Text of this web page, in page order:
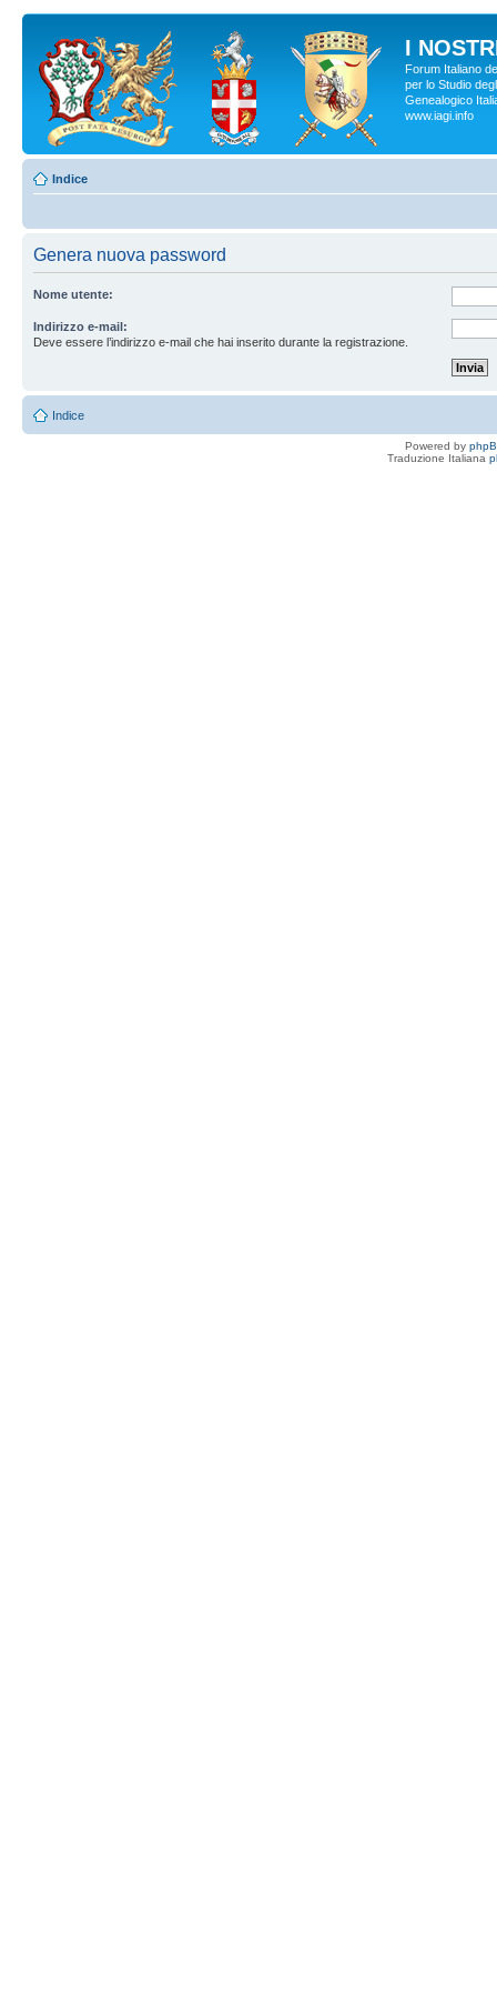
I
Forum Italiano
per lo Studio
Genealogico
www.iagi.info
Indice
Genera nuova password
Nome utente:
Indirizzo e-mail:
Deve essere l’indirizzo e-mail che hai inserito durante la registrazione.
Indice
Powered by
Traduzione Italiana